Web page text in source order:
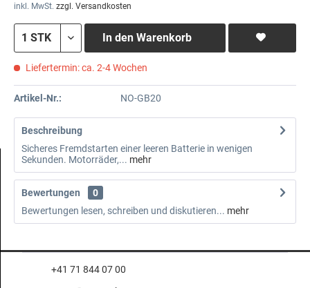
inkl. MwSt. zzgl. Versandkosten
In den Warenkorb
Liefertermin: ca. 2-4 Wochen
Artikel-Nr.: NO-GB20
Beschreibung
Sicheres Fremdstarten einer leeren Batterie in wenigen
Sekunden. Motorräder,... mehr
Bewertungen
0
Bewertungen lesen, schreiben und diskutieren... mehr
+41 71 844 07 00